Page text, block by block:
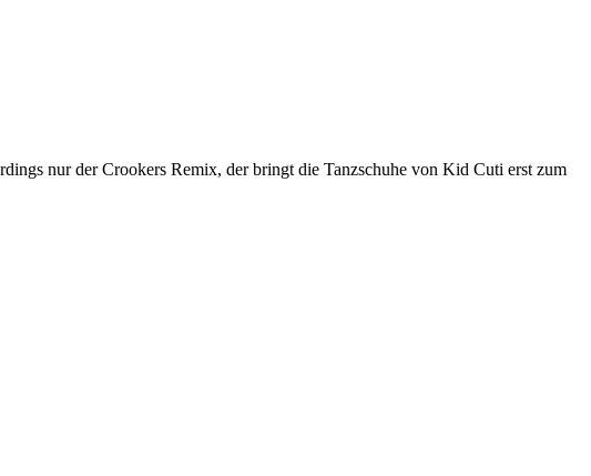
nur der Crookers Remix, der bringt die Tanzschuhe von Kid Cuti erst zum